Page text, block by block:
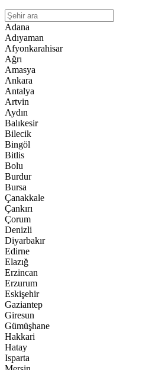
Adana
Adıyaman
Afyonkarahisar
Ağrı
Amasya
Ankara
Antalya
Artvin
Aydın
Balıkesir
Bilecik
Bingöl
Bitlis
Bolu
Burdur
Bursa
Çanakkale
Çankırı
Çorum
Denizli
Diyarbakır
Edirne
Elazığ
Erzincan
Erzurum
Eskişehir
Gaziantep
Giresun
Gümüşhane
Hakkari
Hatay
Isparta